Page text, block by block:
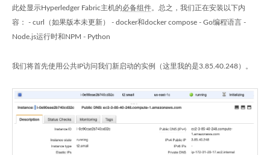
此处显示Hyperledger Fabric主机的必备组件。总之，我们正在安装以下内
容： - curl（如果版本未更新） - docker和docker compose - Go编程语言 -
Node.js运行时和NPM - Python
我们将首先使用公共IP访问我们新启动的实例（这里我的是3.85.40.248）。